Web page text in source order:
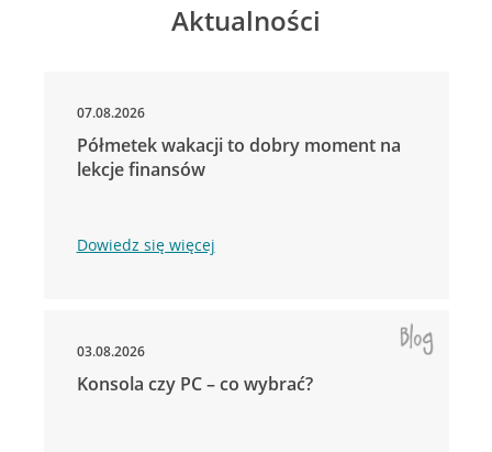
Aktualności
07.08.2026
Półmetek wakacji to dobry moment na
lekcje finansów
Dowiedz się więcej
03.08.2026
Konsola czy PC – co wybrać?